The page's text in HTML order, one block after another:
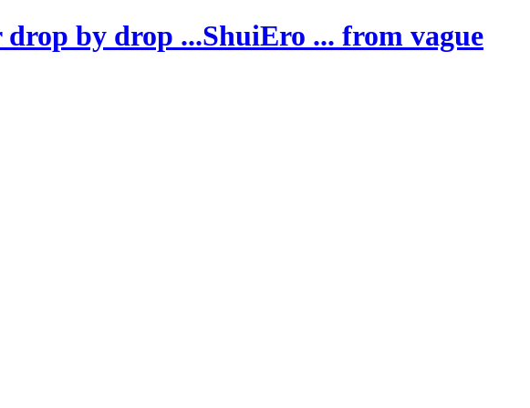
ShuiEro ... from vague